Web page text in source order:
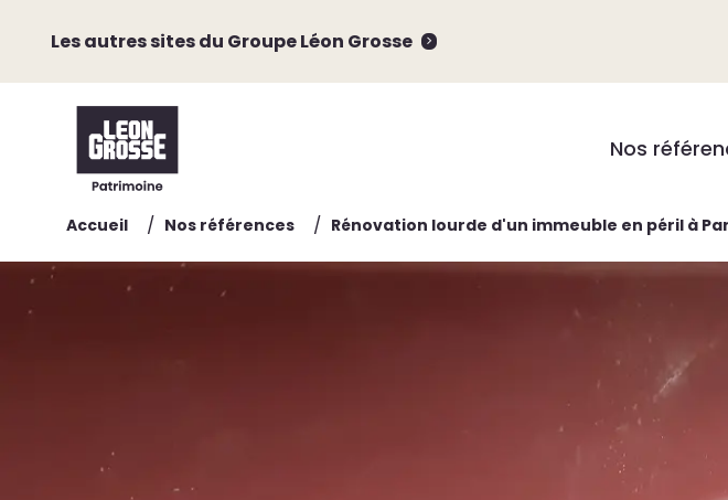
Les autres sites du Groupe Léon Grosse
Nos
Accueil / Nos références / Rénovation lourde d'un immeuble en péril à